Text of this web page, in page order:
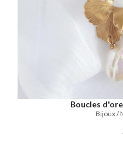
Boucles
Bijoux /